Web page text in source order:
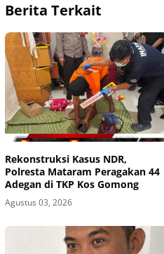
Berita Terkait
Rekonstruksi Kasus NDR,
Polresta Mataram Peragakan 44
Adegan di TKP Kos Gomong
Agustus 03, 2026